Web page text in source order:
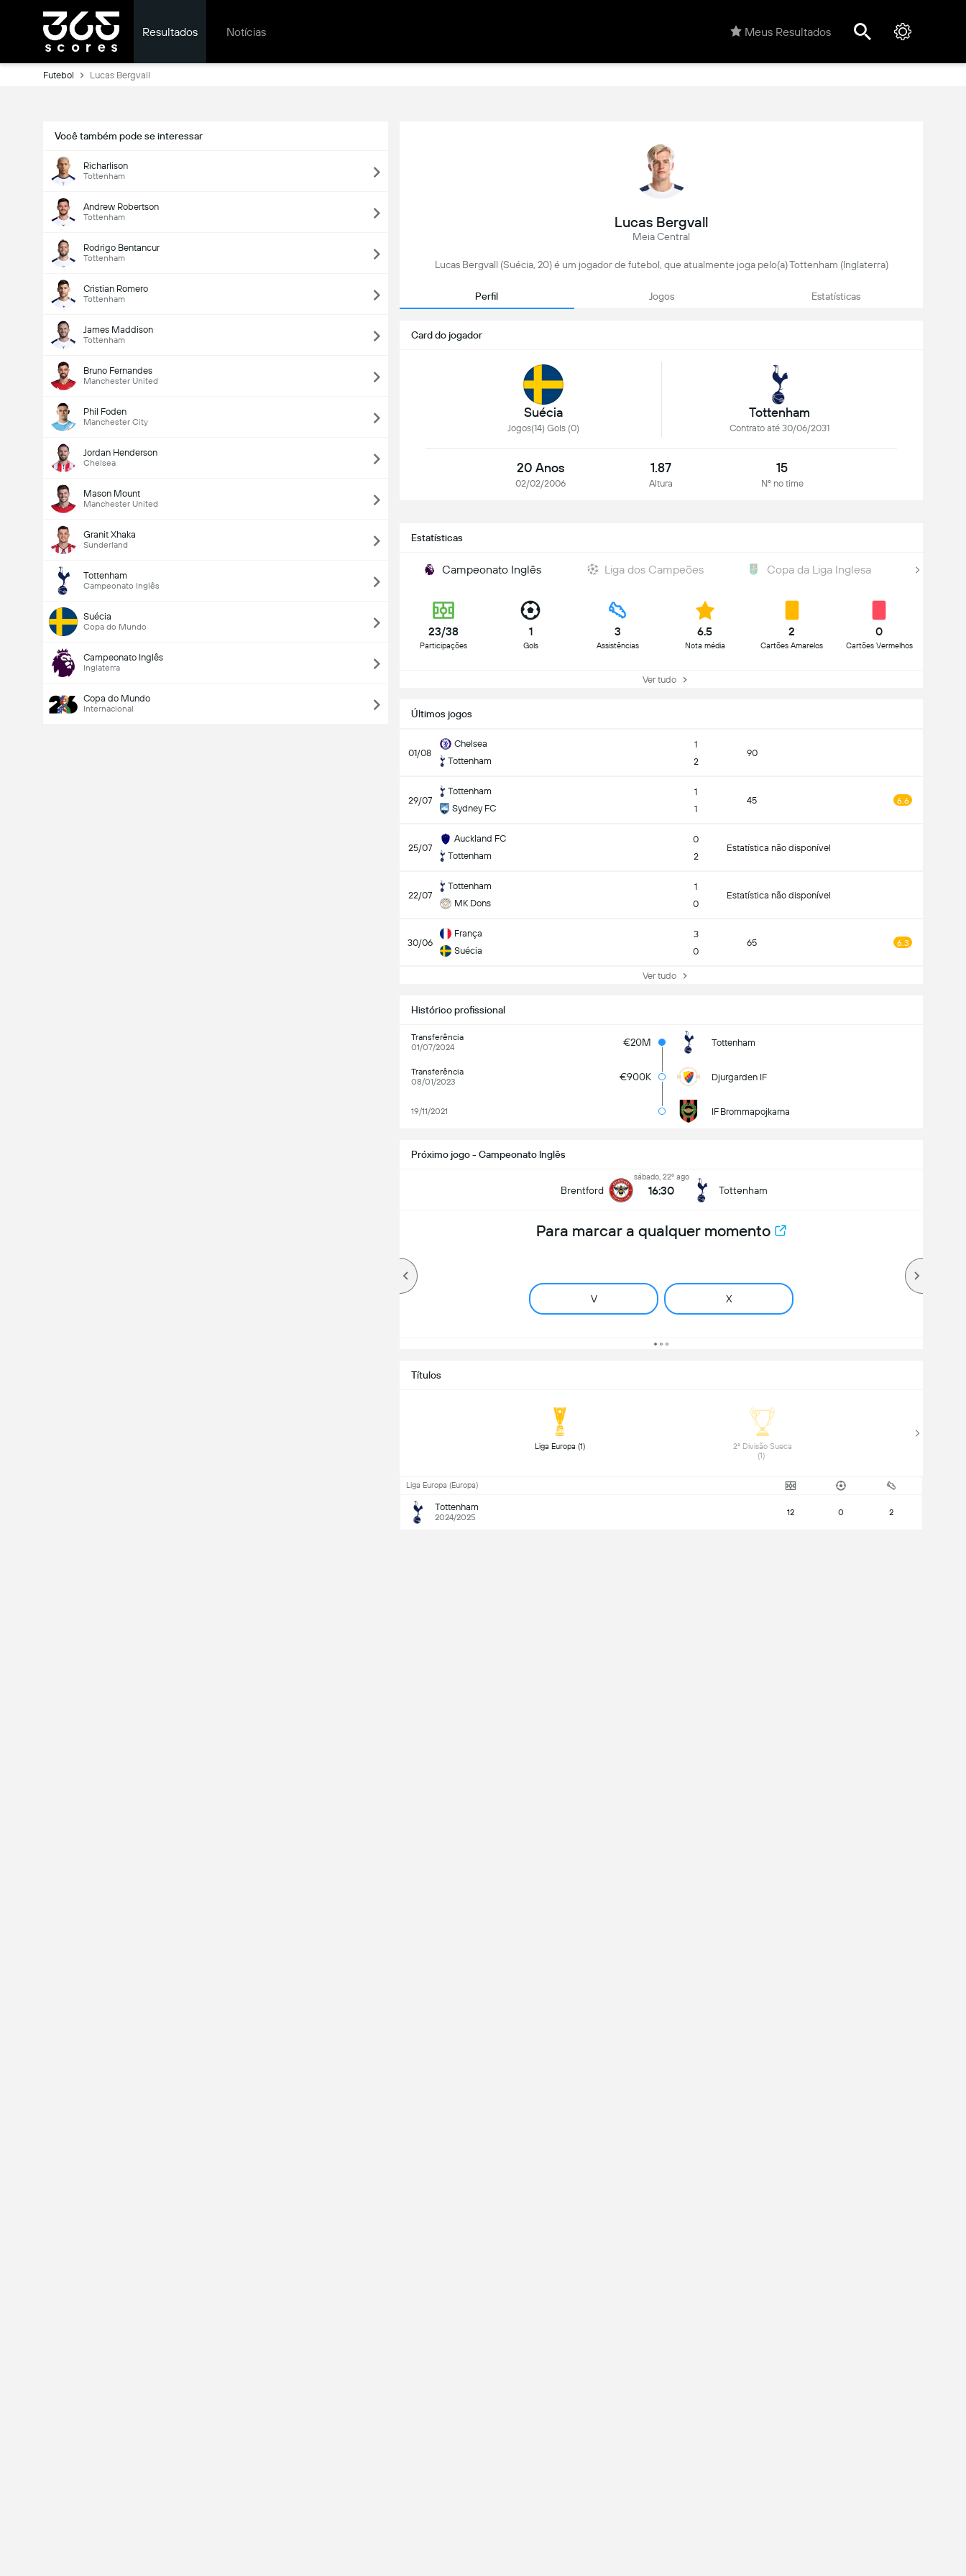
Resultados Notícias Meus Resultados
Futebol Lucas Bergvall
Você também pode se interessar
Richarlison
Tottenham
Andrew Robertson
Tottenham
Rodrigo Bentancur
Tottenham
Cristian Romero
Tottenham
James Maddison
Tottenham
Bruno Fernandes
Manchester United
Phil Foden
Manchester City
Jordan Henderson
Chelsea
Mason Mount
Manchester United
Granit Xhaka
Sunderland
Tottenham
Campeonato Inglês
Suécia
Copa do Mundo
Campeonato Inglês
Inglaterra
Copa do Mundo
Internacional
Lucas Bergvall
Meia Central
Lucas Bergvall (Suécia, 20) é um jogador de futebol, que atualmente joga pelo(a) Tottenham (Inglaterra)
Perfil Jogos Estatísticas
Card do jogador
Suécia
Jogos(14) Gols (0)
Tottenham
Contrato até 30/06/2031
20 Anos
02/02/2006
1.87
Altura
15
Nº no time
Estatísticas
Campeonato Inglês Liga dos Campeões Copa da Liga Inglesa
23/38
Participações
1
Gols
3
Assistências
6.5
Nota média
2
Cartões Amarelos
0
Cartões Vermelhos
Ver tudo
Próximo jogo - Campeonato Inglês
Brentford
sábado, 22º ago
16:30 Tottenham
Para marcar a qualquer momento
V X
Últimos jogos
01/08
Chelsea
Tottenham
1
2
90
29/07
Tottenham
Sydney FC
1
1
45 6.6
25/07
Auckland FC
Tottenham
0
2
Estatística não disponível
22/07
Tottenham
MK Dons
1
0
Estatística não disponível
30/06
França
Suécia
3
0
65 6.3
Ver tudo
Histórico profissional
Transferência
01/07/2024
€20M Tottenham
Transferência
08/01/2023
€900K Djurgarden IF
19/11/2021 IF Brommapojkarna
Títulos
2ª Divisão Sueca
Liga Europa (Europa)
Tottenham
2024/2025 12 0 2